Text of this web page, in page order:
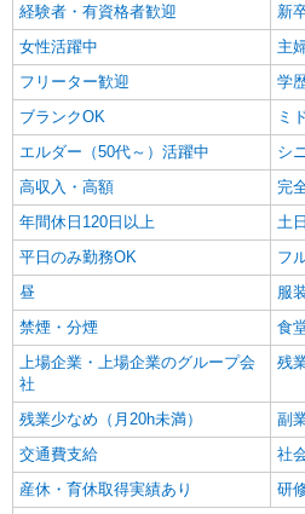
経験者・有資格者歓迎
新
女性活躍中
主
フリーター歓迎
学
ブランクOK
ミ
エルダー（50代～）活躍中
シ
高収入・高額
完
年間休日120日以上
土
平日のみ勤務OK
フ
昼
服
禁煙・分煙
食
上場企業・上場企業のグループ会
社
残
残業少なめ（月20h未満）
副
交通費支給
社
産休・育休取得実績あり
研